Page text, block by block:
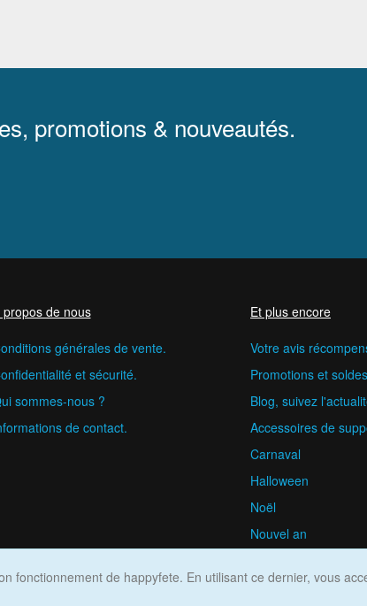
promotions & nouveautés.
propos de nous
générales de vente.
et sécurité.
sommes-nous ?
de contact.
Et plus encore
Votre avis
Promotions et soldes
Blog, suivez
Accessoires de
Carnaval
Halloween
Noël
Nouvel an
fonctionnement de happyfete. En utilisant ce dernier, vous